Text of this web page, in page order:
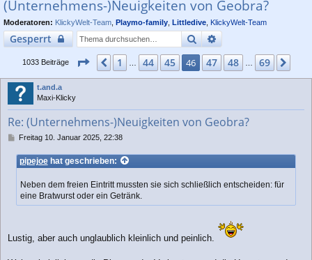
ug
rif
f
de
n
(Unternehmens-)Neuigkeiten von Geobra?
Moderatoren: KlickyWelt-Team Playmo-family Littledive KlickyWelt-Team
Gesperrt SucheErweiterte Suche
1033 Beiträge Seite46 von69
Vorherige
1 44 45 46 47 48 69
t.and.a
Maxi-Klicky
Re: (Unternehmens-)Neuigkeiten von Geobra?
B
i
t
Freitag 10. Januar 2025, 22:38
pipejoehat geschrieben:
Neben dem freien Eintritt mussten sie sich schließlich entscheiden: für
eine Bratwurst oder ein Getränk.
Lustig, aber auch unglaublich kleinlich und peinlich.